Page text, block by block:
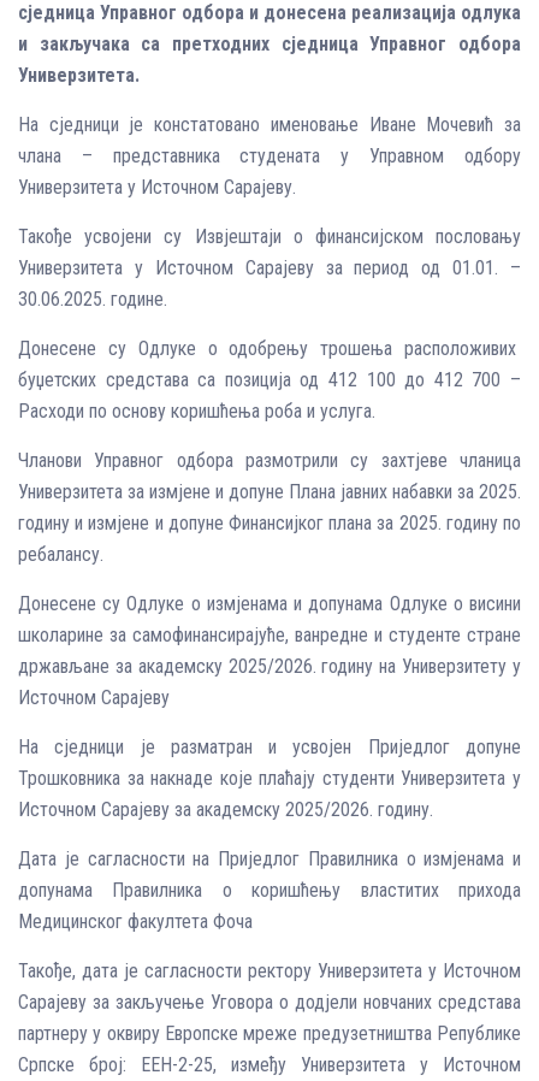
сједница Управног одбора и донесена реализација одлука
и закључака са претходних сједница Управног одбора
Универзитета.
На сједници је констатовано именовање Иване Мочевић за
члана – представника студената у Управном одбору
Универзитета у Источном Сарајеву.
Такође усвојени су Извјештаји о финансијском пословању
Универзитета у Источном Сарајеву за период од 01.01. –
30.06.2025. године.
Донесене су Одлуке о одобрењу трошења расположивих
буџетских средстава са позиција од 412 100 до 412 700 –
Расходи по основу коришћења роба и услуга.
Чланови Управног одбора размотрили су захтјеве чланица
Универзитета за измјене и допуне Плана јавних набавки за 2025.
годину и измјенe и допунe Финансијког плана за 2025. годину по
ребалансу.
Донесене су Одлуке о измјенама и допунама Одлуке о висини
школарине за самофинансирајуће, ванредне и студенте стране
држављане за академску 2025/2026. годину на Универзитету у
Источном Сарајеву
На сједници је разматран и усвојен Приједлог допуне
Трошковника за накнаде које плаћају студенти Универзитета у
Источном Сарајеву за академску 2025/2026. годину.
Дата је сагласности на Приједлог Правилника о измјенама и
допунама Правилника о коришћењу властитих прихода
Медицинског факултета Фоча
Такође, дата је сагласности ректору Универзитета у Источном
Сарајеву за закључење Уговора о додјели новчаних средстава
партнеру у оквиру Европске мреже предузетништва Републике
Српске број: ЕЕН-2-25, између Универзитета у Источном